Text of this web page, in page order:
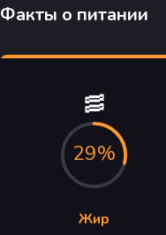
Факты о питании
🥓
29%
Жир